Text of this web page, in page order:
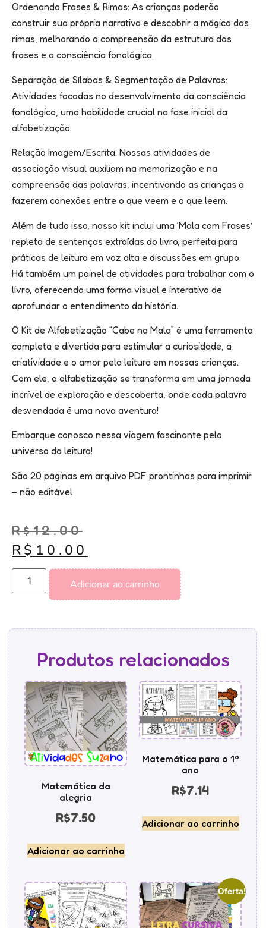
Ordenando Frases & Rimas: As crianças poderão
construir sua própria narrativa e descobrir a mágica das
rimas, melhorando a compreensão da estrutura das
frases e a consciência fonológica.
Separação de Sílabas & Segmentação de Palavras:
Atividades focadas no desenvolvimento da consciência
fonológica, uma habilidade crucial na fase inicial da
alfabetização.
Relação Imagem/Escrita: Nossas atividades de
associação visual auxiliam na memorização e na
compreensão das palavras, incentivando as crianças a
fazerem conexões entre o que veem e o que leem.
Além de tudo isso, nosso kit inclui uma ‘Mala com Frases’
repleta de sentenças extraídas do livro, perfeita para
práticas de leitura em voz alta e discussões em grupo.
Há também um painel de atividades para trabalhar com o
livro, oferecendo uma forma visual e interativa de
aprofundar o entendimento da história.
O Kit de Alfabetização “Cabe na Mala” é uma ferramenta
completa e divertida para estimular a curiosidade, a
criatividade e o amor pela leitura em nossas crianças.
Com ele, a alfabetização se transforma em uma jornada
incrível de exploração e descoberta, onde cada palavra
desvendada é uma nova aventura!
Embarque conosco nessa viagem fascinante pelo
universo da leitura!
São 20 páginas em arquivo PDF prontinhas para imprimir
– não editável
R$12.00
R$ 10.00
Adicionar ao carrinho
Produtos relacionados
Matemática da
alegria
R$7.50
Adicionar ao carrinho
Matemática para o 1º
ano
R$7.14
Adicionar ao carrinho
Oferta!